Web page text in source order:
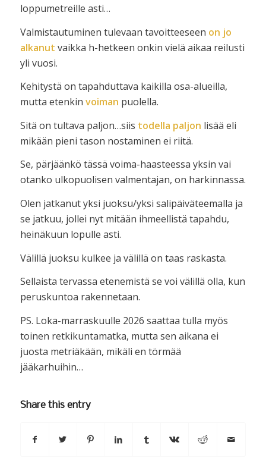
loppumetreille asti…
Valmistautuminen tulevaan tavoitteeseen on jo
alkanut vaikka h-hetkeen onkin vielä aikaa reilusti
yli vuosi.
Kehitystä on tapahduttava kaikilla osa-alueilla,
mutta etenkin voiman puolella.
Sitä on tultava paljon…siis todella paljon lisää eli
mikään pieni tason nostaminen ei riitä.
Se, pärjäänkö tässä voima-haasteessa yksin vai
otanko ulkopuolisen valmentajan, on harkinnassa.
Olen jatkanut yksi juoksu/yksi salipäiväteemalla ja
se jatkuu, jollei nyt mitään ihmeellistä tapahdu,
heinäkuun lopulle asti.
Välillä juoksu kulkee ja välillä on taas raskasta.
Sellaista tervassa etenemistä se voi välillä olla, kun
peruskuntoa rakennetaan.
PS. Loka-marraskuulle 2026 saattaa tulla myös
toinen retkikuntamatka, mutta sen aikana ei
juosta metriäkään, mikäli en törmää
jääkarhuihin…
Share this entry